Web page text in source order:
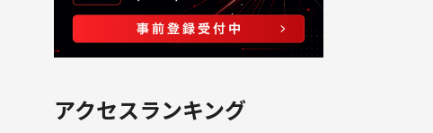
アクセスランキング